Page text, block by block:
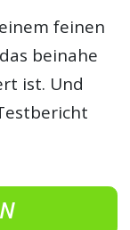
feinen
beinahe
ist. Und